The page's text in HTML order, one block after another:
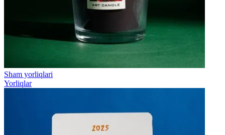
Sham yorliqlari
Yorliqlar